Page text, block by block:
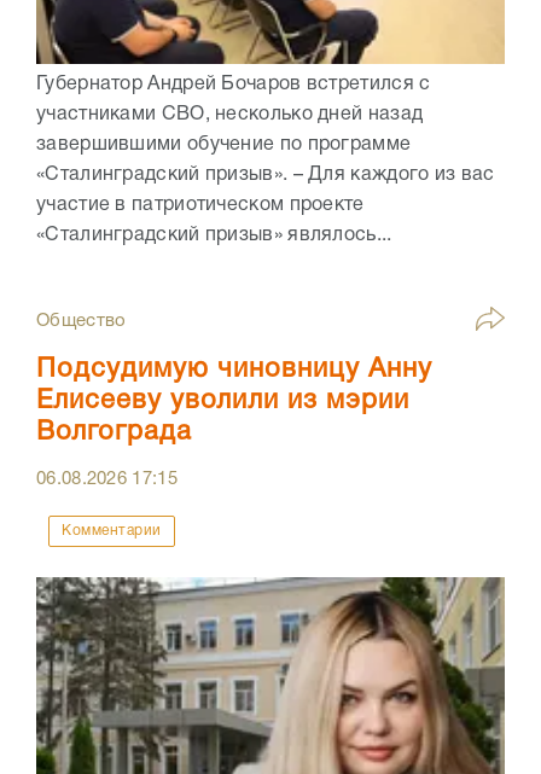
Губернатор Андрей Бочаров встретился с
участниками СВО, несколько дней назад
завершившими обучение по программе
«Сталинградский призыв». – Для каждого из вас
участие в патриотическом проекте
«Сталинградский призыв» являлось...
Общество
Подсудимую чиновницу Анну
Елисееву уволили из мэрии
Волгограда
06.08.2026 17:15
Комментарии